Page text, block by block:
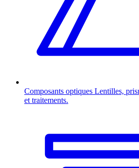
Composants optiques Lentilles,
et traitements.